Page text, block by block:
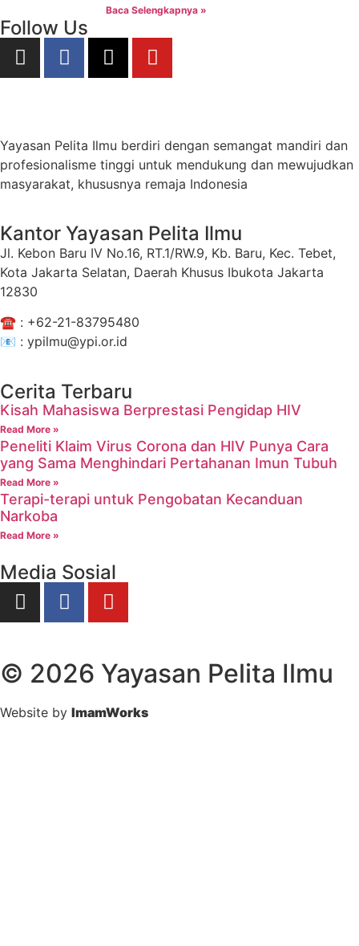
Baca Selengkapnya »
Follow Us
Yayasan Pelita Ilmu berdiri dengan semangat mandiri dan
profesionalisme tinggi untuk mendukung dan mewujudkan
masyarakat, khususnya remaja Indonesia
Kantor Yayasan Pelita Ilmu
Jl. Kebon Baru IV No.16, RT.1/RW.9, Kb. Baru, Kec. Tebet,
Kota Jakarta Selatan, Daerah Khusus Ibukota Jakarta
12830
☎️ : +62-21-83795480
📧 : ypilmu@ypi.or.id
Cerita Terbaru
Kisah Mahasiswa Berprestasi Pengidap HIV
Read More »
Peneliti Klaim Virus Corona dan HIV Punya Cara
yang Sama Menghindari Pertahanan Imun Tubuh
Read More »
Terapi-terapi untuk Pengobatan Kecanduan
Narkoba
Read More »
Media Sosial
© 2026 Yayasan Pelita Ilmu
Website by ImamWorks